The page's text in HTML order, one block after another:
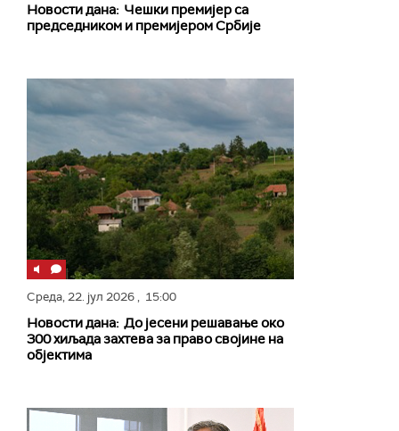
Новости дана: Чешки премијер са
председником и премијером Србије
Среда,22. јул 2026, 15:00
Новости дана: До јесени решавање око
300 хиљада захтева за право својине на
објектима